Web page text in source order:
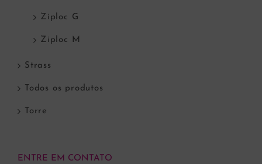
Ziploc G
Ziploc M
Strass
Todos os produtos
Torre
ENTRE EM CONTATO